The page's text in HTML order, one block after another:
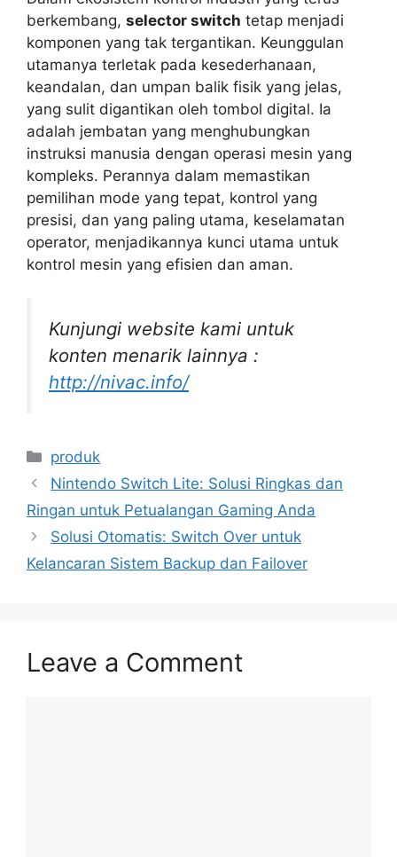
berkembang, selector switch tetap menjadi
komponen yang tak tergantikan. Keunggulan
utamanya terletak pada kesederhanaan,
keandalan, dan umpan balik fisik yang jelas,
yang sulit digantikan oleh tombol digital. Ia
adalah jembatan yang menghubungkan
instruksi manusia dengan operasi mesin yang
kompleks. Perannya dalam memastikan
pemilihan mode yang tepat, kontrol yang
presisi, dan yang paling utama, keselamatan
operator, menjadikannya kunci utama untuk
kontrol mesin yang efisien dan aman.
Kunjungi website kami untuk
konten menarik lainnya :
http://nivac.info/
Categories
produk
Nintendo Switch Lite: Solusi Ringkas dan
Ringan untuk Petualangan Gaming Anda
Solusi Otomatis: Switch Over untuk
Kelancaran Sistem Backup dan Failover
Leave a Comment